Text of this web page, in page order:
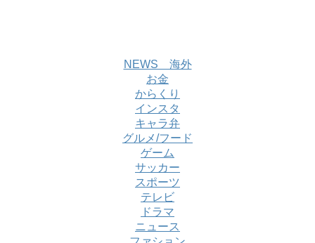
NEWS 海外
お金
からくり
インスタ
キャラ弁
グルメ/フード
ゲーム
サッカー
スポーツ
テレビ
ドラマ
ニュース